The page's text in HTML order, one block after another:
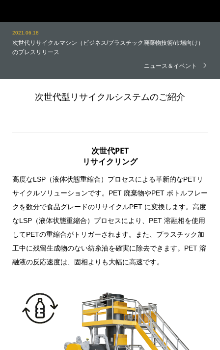
ニュース＆イベント
2021.03.26
Woodlyは製品のリサイクルの可能性を証明
次世代リサイクルマシン（ビジネス/プラスチック廃棄物技術/市場向け）
のプレスリリース
次世代型リサイクルシステムのご紹介
次世代PET
リサイクリング
高度なLSP（液体状態重縮合）プロセスによる革新的なPETリ
サイクルソリューションです。PET 廃棄物やPET ボトルフレー
クを数分で食品グレードのリサイクルPET に変換します。高度
なLSP（液体状態重縮合）プロセスにより、PET 溶融相を使用
してPETの重縮合がトリガーされます。また、プラスチック加
工中に残留生成物のない紡糸油を確実に除去できます。PET 溶
融液の反応速度は、固相よりも大幅に高速です。